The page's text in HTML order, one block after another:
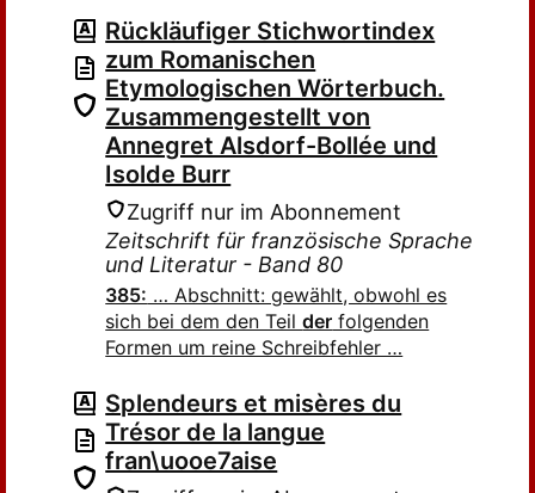
Rückläufiger Stichwortindex
zum Romanischen
Etymologischen Wörterbuch.
Zusammengestellt von
Annegret Alsdorf-Bollée und
Isolde Burr
Zugriff nur im Abonnement
Zeitschrift für französische Sprache
und Literatur - Band 80
385: … Abschnitt: gewählt, obwohl es
sich bei dem den Teilder folgenden
Formen um reine Schreibfehler …
Splendeurs et misères du
Trésor de la langue
fran\uooe7aise